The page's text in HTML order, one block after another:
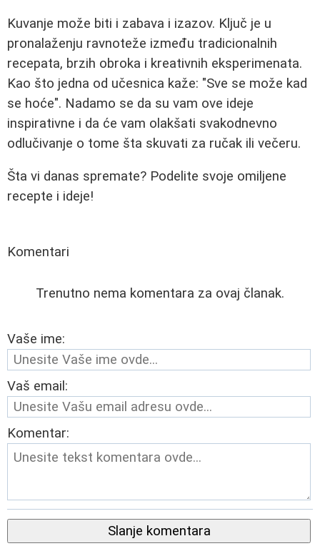
Kuvanje može biti i zabava i izazov. Ključ je u
pronalaženju ravnoteže između tradicionalnih
recepata, brzih obroka i kreativnih eksperimenata.
Kao što jedna od učesnica kaže: "Sve se može kad
se hoće". Nadamo se da su vam ove ideje
inspirativne i da će vam olakšati svakodnevno
odlučivanje o tome šta skuvati za ručak ili večeru.
Šta vi danas spremate? Podelite svoje omiljene
recepte i ideje!
Komentari
Trenutno nema komentara za ovaj članak.
Vaše ime:
Vaš email:
Komentar:
Slanje komentara